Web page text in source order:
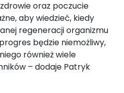
oraz poczucie
aby wiedzieć, kiedy
regeneracji organizmu
będzie niemożliwy,
również wiele
– dodaje Patryk